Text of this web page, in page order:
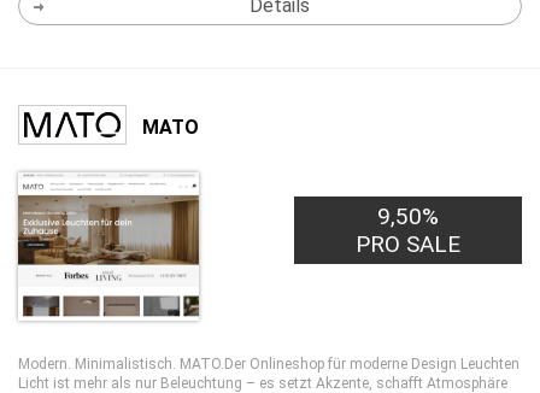
Details
MATO
9,50%
PRO SALE
Modern. Minimalistisch. MATO.Der Onlineshop für moderne Design Leuchten
Licht ist mehr als nur Beleuchtung – es setzt Akzente, schafft Atmosphäre